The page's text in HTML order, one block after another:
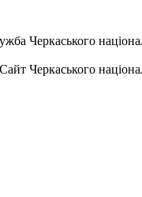
Черкаського
Сайт Черкаського